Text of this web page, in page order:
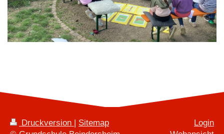
Druckversion | Sitemap
Login